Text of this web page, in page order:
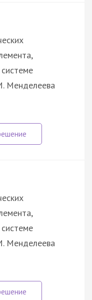
Менделеева
Менделеева